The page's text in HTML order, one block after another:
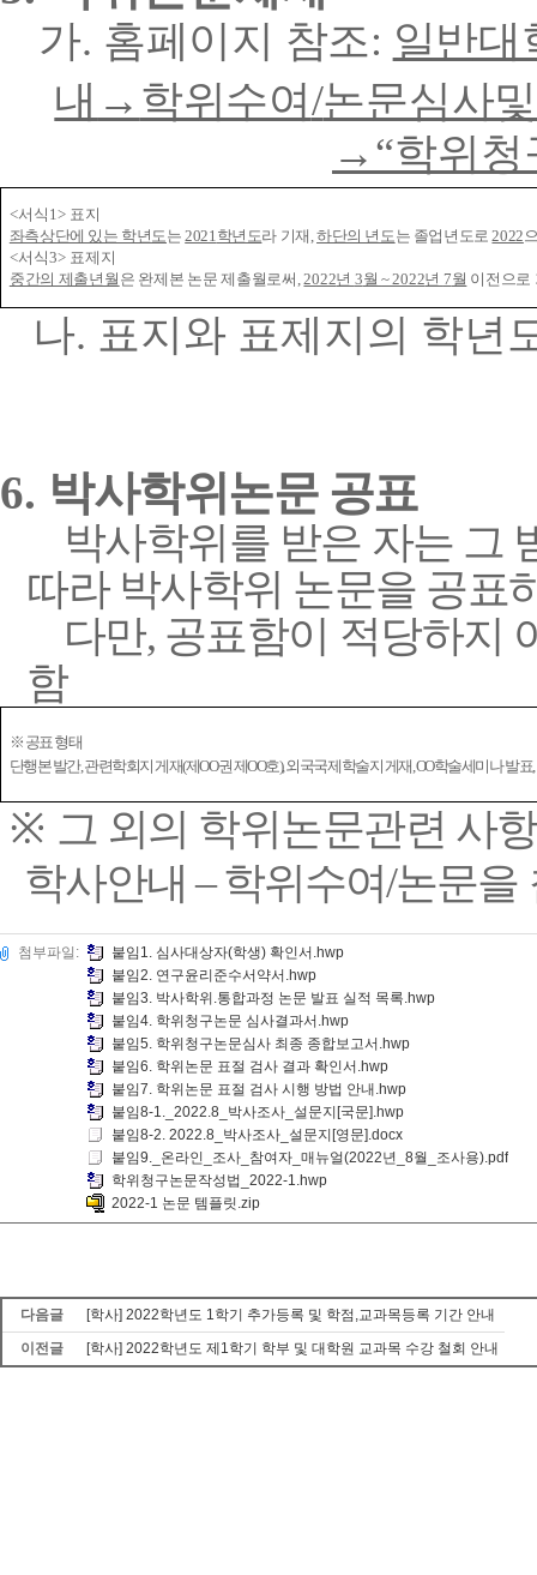
가. 홈페이지 참조: 일반대
내 → 학위수여/논문심사
→ “학위청
<서식 1> 표지
좌측상단에 있는 학년도 는 2021 학년도라 기재 ,하단의 년도 는 졸업년도로 2022
<서식3> 표제지
중간의 제출년월 은 완제본 논문 제출월로써 2022년 3월~ 2022년 7월 이전으로
나. 표지와 표제지의 학년
6. 박사학위논문 공표
박사학위를 받은 자는 그
따라 박사학위 논문을 공표
다만, 공표함이 적당하지
함
※ 공표 형태
단행본 발간, 관련학회지 게재(제OO권 제OO호),외국국제학술지 게재 , OO학술세미나 발표,
※ 그 외의 학위논문관련 사
학사안내–학위수여/논문을
첨부파일:
붙임1. 심사대상자(학생) 확인서.hwp
붙임2. 연구윤리준수서약서.hwp
붙임3. 박사학위.통합과정 논문 발표 실적 목록.hwp
붙임4. 학위청구논문 심사결과서.hwp
붙임5. 학위청구논문심사 최종 종합보고서.hwp
붙임6. 학위논문 표절 검사 결과 확인서.hwp
붙임7. 학위논문 표절 검사 시행 방법 안내.hwp
붙임8-1._2022.8_박사조사_설문지[국문].hwp
붙임8-2. 2022.8_박사조사_설문지[영문].docx
붙임9._온라인_조사_참여자_매뉴얼(2022년_8월_조사용).pdf
학위청구논문작성법_2022-1.hwp
2022-1 논문 템플릿.zip
다음글
[학사] 2022학년도 1학기 추가등록 및 학점,교과목등록 기간 안내
이전글
[학사] 2022학년도 제1학기 학부 및 대학원 교과목 수강 철회 안내